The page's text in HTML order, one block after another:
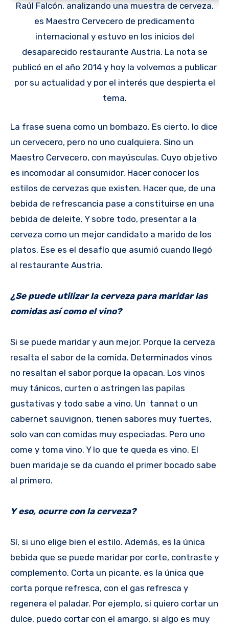
Raúl Falcón, analizando una muestra de cerveza,
es Maestro Cervecero de predicamento
internacional y estuvo en los inicios del
desaparecido restaurante Austria. La nota se
publicó en el año 2014 y hoy la volvemos a publicar
por su actualidad y por el interés que despierta el
tema.
La frase suena como un bombazo. Es cierto, lo dice
un cervecero, pero no uno cualquiera. Sino un
Maestro Cervecero, con mayúsculas. Cuyo objetivo
es incomodar al consumidor. Hacer conocer los
estilos de cervezas que existen. Hacer que, de una
bebida de refrescancia pase a constituirse en una
bebida de deleite. Y sobre todo, presentar a la
cerveza como un mejor candidato a marido de los
platos. Ese es el desafío que asumió cuando llegó
al restaurante Austria.
¿Se puede utilizar la cerveza para maridar las
comidas así como el vino?
Si se puede maridar y aun mejor. Porque la cerveza
resalta el sabor de la comida. Determinados vinos
no resaltan el sabor porque la opacan. Los vinos
muy tánicos, curten o astringen las papilas
gustativas y todo sabe a vino. Un tannat o un
cabernet sauvignon, tienen sabores muy fuertes,
solo van con comidas muy especiadas. Pero uno
come y toma vino. Y lo que te queda es vino. El
buen maridaje se da cuando el primer bocado sabe
al primero.
Y eso, ocurre con la cerveza?
Sí, si uno elige bien el estilo. Además, es la única
bebida que se puede maridar por corte, contraste y
complemento. Corta un picante, es la única que
corta porque refresca, con el gas refresca y
regenera el paladar. Por ejemplo, si quiero cortar un
dulce, puedo cortar con el amargo, si algo es muy